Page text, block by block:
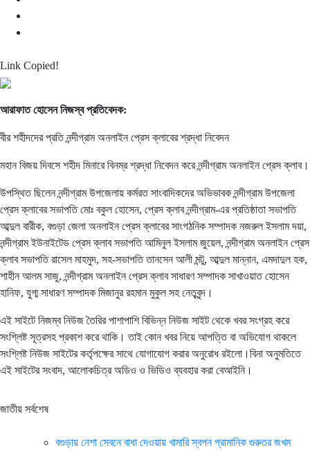
Link Copied!
আরাফাত হোসেন নিজস্ব প্রতিবেদক:
বীর শহীদদের প্রতি নন্দীগ্রাম অনলাইন প্রেস ক্লাবের শ্রদ্ধা নিবেদন
মহান বিজয় দিবসে শহীদ মিনারে বিনম্র শ্রদ্ধা নিবেদন করে নন্দীগ্রাম অনলাইন প্রেস ক্লাব।
উপস্থিত ছিলেন নন্দীগ্রাম উপজেলায় কর্মরত সাংবাদিকদের অভিভাবক নন্দীগ্রাম উপজেলা
প্রেস ক্লাবের সভাপতি মোঃ বকুল হোসেন, প্রেস ক্লাব নন্দীগ্রাম-এর প্রতিষ্ঠাতা সভাপতি
আব্দুল বারীক, বগুড়া জেলা অনলাইন প্রেস ক্লাবের সাংগঠনিক সম্পাদক নজরুল ইসলাম দয়া,
নন্দীগ্রাম ইউনাইটেড প্রেস ক্লাব সভাপতি আমিনুল ইসলাম জুয়েল, নন্দীগ্রাম অনলাইন প্রেস
ক্লাব সভাপতি রাসেল মাহমুদ, সহ-সভাপতি তানসেন আলী মন্টু, আব্দুল মান্নান, এমদাদুল হক,
শাহীন আলম সাজু, নন্দীগ্রাম অনলাইন প্রেস ক্লাব সাধারণ সম্পাদক সাখাওয়াত হোসেন
হানিফ, যুগ্ম সাধারণ সম্পাদক মিজানুর রহমান মুকুল সহ নেতৃবৃন্দ।
এই সাইটে নিজম্ব নিউজ তৈরির পাশাপাশি বিভিন্ন নিউজ সাইট থেকে খবর সংগ্রহ করে
সংশ্লিষ্ট সূত্রসহ প্রকাশ করে থাকি। তাই কোন খবর নিয়ে আপত্তি বা অভিযোগ থাকলে
সংশ্লিষ্ট নিউজ সাইটের কর্তৃপক্ষের সাথে যোগাযোগ করার অনুরোধ রইলো।বিনা অনুমতিতে
এই সাইটের সংবাদ, আলোকচিত্র অডিও ও ভিডিও ব্যবহার করা বেআইনি।
জাতীয় সর্বশেষ
বগুড়ায় নেশা সেবনে বাধা দেওয়ায় খামারি স্বপন প্রামানিক গুরুতর জখম